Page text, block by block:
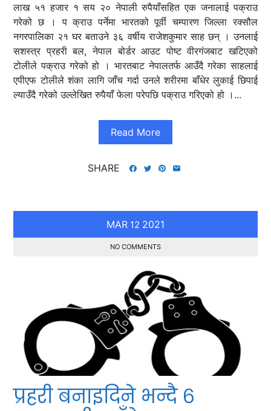
लाख ५१ हजार १ सय २० नेपाली रुपैयाँसहित एक जनालाई पक्राउ
गरेको छ । प क्राउ पर्नेमा भारतको पूर्वी चम्पारण जिल्ला रक्सौल
नगरपालिका २१ घर बताउने ३६ वर्षीय राजेशकुमार साह छन् । उनलाई
सशस्त्र प्रहरी बल, नेपाल बोर्डर आउट पोष्ट वीरगंजबाट खटिएको
टोलीले पक्राउ गरेको हो । भारतबाट नेपालतर्फ आउँदै गरेका साहलाई
एपीएफ टोलीले शंका लागि जाँच गर्दा उनले शरीरमा बाँधेर लुकाई छिपाई
ल्याउँदै गरेको उल्लेखित रुपैयाँ फेला परेपछि पक्राउ गरिएको हो ।...
Read More
SHARE
MAR 12 2021
NO COMMENTS
प्रहरी बनाइदिने भन्दै ६